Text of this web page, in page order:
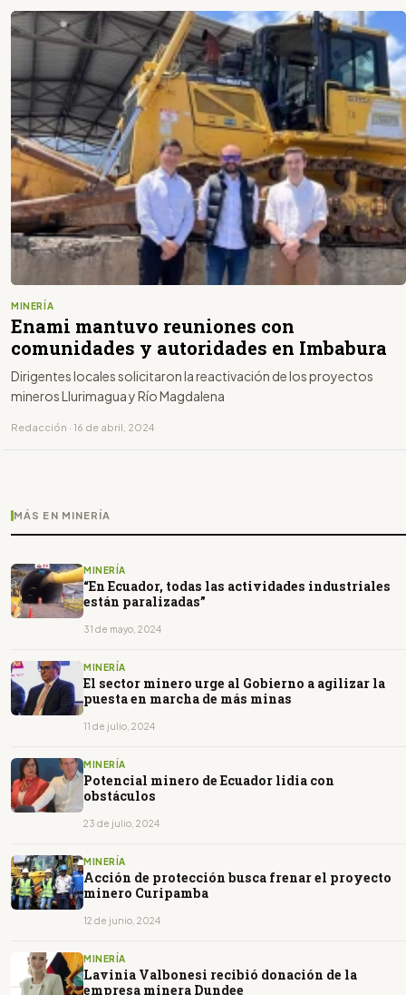
MINERÍA
Enami mantuvo reuniones con
comunidades y autoridades en Imbabura
Dirigentes locales solicitaron la reactivación de los proyectos
mineros Llurimagua y Río Magdalena
Redacción · 16 de abril, 2024
MÁS EN MINERÍA
MINERÍA
“En Ecuador, todas las actividades industriales
están paralizadas”
31 de mayo, 2024
MINERÍA
El sector minero urge al Gobierno a agilizar la
puesta en marcha de más minas
11 de julio, 2024
MINERÍA
Potencial minero de Ecuador lidia con
obstáculos
23 de julio, 2024
MINERÍA
Acción de protección busca frenar el proyecto
minero Curipamba
12 de junio, 2024
MINERÍA
Lavinia Valbonesi recibió donación de la
empresa minera Dundee